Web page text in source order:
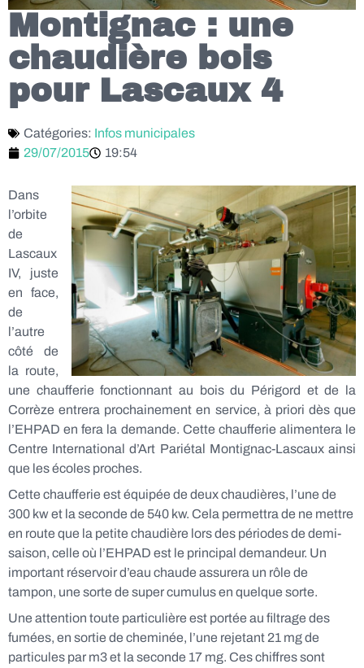
Montignac : une
chaudière bois
pour Lascaux 4
Catégories: Infos municipales
29/07/2015
19:54
Dans
l’orbite
de
Lascaux
IV, juste
en face,
de
l’autre
côté de
la route,
une chaufferie fonctionnant au bois du Périgord et de la
Corrèze entrera prochainement en service, à priori dès que
l’EHPAD en fera la demande. Cette chaufferie alimentera le
Centre International d’Art Pariétal Montignac-Lascaux ainsi
que les écoles proches.
Cette chaufferie est équipée de deux chaudières, l’une de
300 kw et la seconde de 540 kw. Cela permettra de ne mettre
en route que la petite chaudière lors des périodes de demi-
saison, celle où l’EHPAD est le principal demandeur. Un
important réservoir d’eau chaude assurera un rôle de
tampon, une sorte de super cumulus en quelque sorte.
Une attention toute particulière est portée au filtrage des
fumées, en sortie de cheminée, l’une rejetant 21 mg de
particules par m3 et la seconde 17 mg. Ces chiffres sont